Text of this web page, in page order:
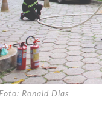
Foto: Ronald Dias